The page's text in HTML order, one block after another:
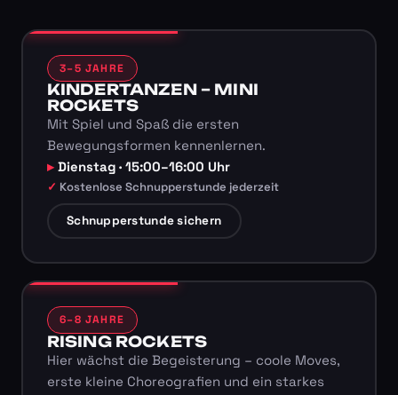
3–5 JAHRE
KINDERTANZEN – MINI
ROCKETS
Mit Spiel und Spaß die ersten
Bewegungsformen kennenlernen.
Dienstag · 15:00–16:00 Uhr
Kostenlose Schnupperstunde jederzeit
Schnupperstunde sichern
6–8 JAHRE
RISING ROCKETS
Hier wächst die Begeisterung – coole Moves,
erste kleine Choreografien und ein starkes